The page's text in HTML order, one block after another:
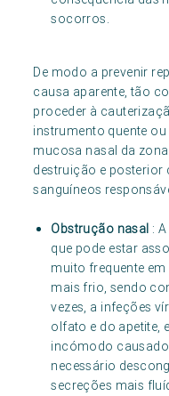
socorros.
De modo a prevenir
causa aparente, tão
proceder à
instrumento quente
mucosa nasal da
destruição e
sanguíneos
Obstrução nasal :
que pode estar
muito frequente
mais frio, sendo
vezes, a infeções
olfato e do apetite,
incómodo
necessário
secreções mais